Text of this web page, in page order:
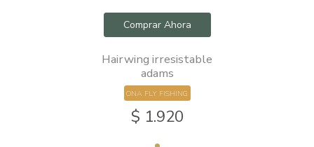
Comprar Ahora
Hairwing irresistable
adams
ONA FLY FISHING
$ 1.920